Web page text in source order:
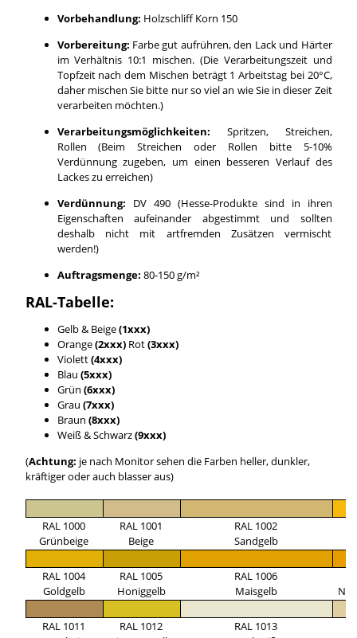
Vorbehandlung: Holzschliff Korn 150
Vorbereitung: Farbe gut aufrühren, den Lack und Härter
im Verhältnis 10:1 mischen. (Die Verarbeitungszeit und
Topfzeit nach dem Mischen beträgt 1 Arbeitstag bei 20°C,
daher mischen Sie bitte nur so viel an wie Sie in dieser Zeit
verarbeiten möchten.)
Verarbeitungsmöglichkeiten: Spritzen, Streichen,
Rollen (Beim Streichen oder Rollen bitte 5-10%
Verdünnung zugeben, um einen besseren Verlauf des
Lackes zu erreichen)
Verdünnung: DV 490 (Hesse-Produkte sind in ihren
Eigenschaften aufeinander abgestimmt und sollten
deshalb nicht mit artfremden Zusätzen vermischt
werden!)
Auftragsmenge: 80-150 g/m²
RAL-Tabelle:
Gelb & Beige(1xxx)
Orange(2xxx)Rot(3xxx)
Violett(4xxx)
Blau (5xxx)
Grün (6xxx)
Grau (7xxx)
Braun (8xxx)
Weiß & Schwarz(9xxx)
(Achtung: je nach Monitor sehen die Farben heller, dunkler,
kräftiger oder auch blasser aus)
RAL 1000
Grünbeige
RAL 1001
Beige
RAL 1002
Sandgelb
RAL 1004
Goldgelb
RAL 1005
Honiggelb
RAL 1006
Maisgelb
RAL 1011
RAL 1012
RAL 1013